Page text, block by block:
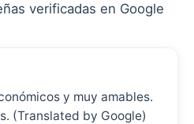
verificadas en Google
y muy amables.
(Translated by Google)